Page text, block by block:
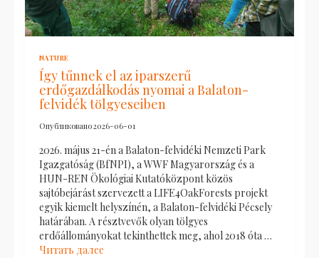
NATURE
Így tűnnek el az iparszerű
erdőgazdálkodás nyomai a Balaton-
felvidék tölgyeseiben
Опубликовано2026-06-01
2026. május 21-én a Balaton-felvidéki Nemzeti Park
Igazgatóság (BfNPI), a WWF Magyarország és a
HUN-REN Ökológiai Kutatóközpont közös
sajtóbejárást szervezett a LIFE4OakForests projekt
egyik kiemelt helyszínén, a Balaton-felvidéki Pécsely
határában. A résztvevők olyan tölgyes
erdőállományokat tekinthettek meg, ahol 2018 óta …
Читать далее